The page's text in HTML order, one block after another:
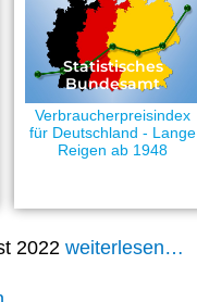
Statistisches
Bundesamt
Verbraucherpreisindex
für Deutschland - Lange
Reigen ab 1948
2022 weiterlesen…